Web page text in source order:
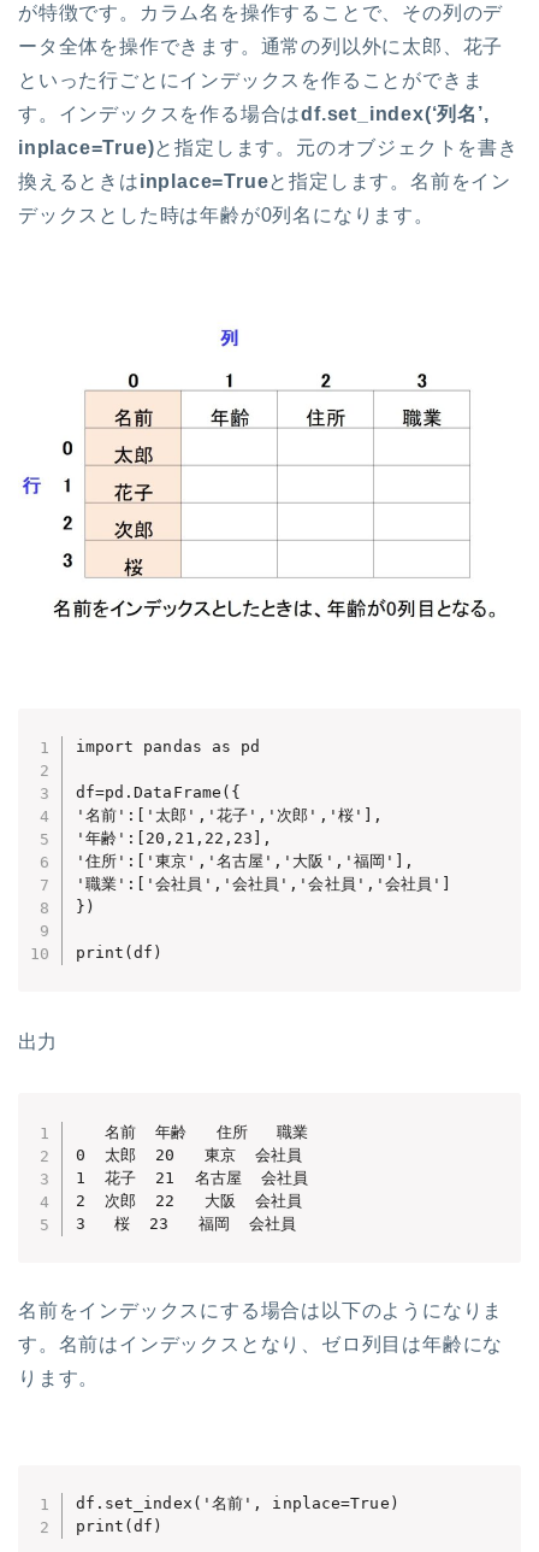
が特徴です。カラム名を操作することで、その列のデ
ータ全体を操作できます。通常の列以外に太郎、花子
といった行ごとにインデックスを作ることができま
す。インデックスを作る場合はdf.set_index(‘列名’,
inplace=True)と指定します。元のオブジェクトを書き
換えるときはinplace=Trueと指定します。名前をイン
デックスとした時は年齢が0列名になります。
import pandas as pd
df=pd.DataFrame({
'名前':['太郎','花子','次郎','桜'],
'年齢':[20,21,22,23],
'住所':['東京','名古屋','大阪','福岡'],
'職業':['会社員','会社員','会社員','会社員']
})
print(df)
出力
   名前  年齢   住所   職業
0  太郎  20   東京  会社員
1  花子  21  名古屋  会社員
2  次郎  22   大阪  会社員
3   桜  23   福岡  会社員
名前をインデックスにする場合は以下のようになりま
す。名前はインデックスとなり、ゼロ列目は年齢にな
ります。
df.set_index('名前', inplace=True)